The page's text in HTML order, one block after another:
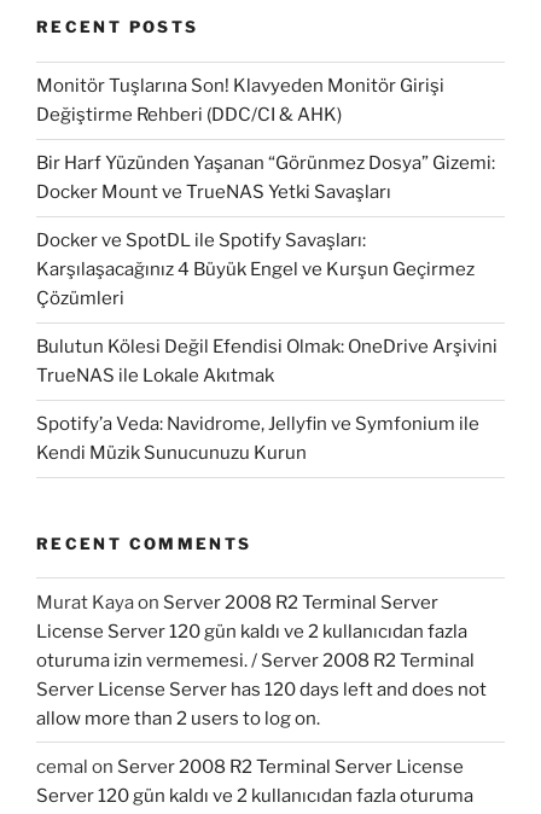
nasıl
bulunur?”
RECENT POSTS
Monitör Tuşlarına Son! Klavyeden Monitör Girişi
Değiştirme Rehberi (DDC/CI & AHK)
Bir Harf Yüzünden Yaşanan “Görünmez Dosya” Gizemi:
Docker Mount ve TrueNAS Yetki Savaşları
Docker ve SpotDL ile Spotify Savaşları:
Karşılaşacağınız 4 Büyük Engel ve Kurşun Geçirmez
Çözümleri
Bulutun Kölesi Değil Efendisi Olmak: OneDrive Arşivini
TrueNAS ile Lokale Akıtmak
Spotify’a Veda: Navidrome, Jellyfin ve Symfonium ile
Kendi Müzik Sunucunuzu Kurun
RECENT COMMENTS
Murat Kayaon Server 2008 R2 Terminal Server
License Server 120 gün kaldı ve 2 kullanıcıdan fazla
oturuma izin vermemesi. / Server 2008 R2 Terminal
Server License Server has 120 days left and does not
allow more than 2 users to log on.
cemal on Server 2008 R2 Terminal Server License
Server 120 gün kaldı ve 2 kullanıcıdan fazla oturuma